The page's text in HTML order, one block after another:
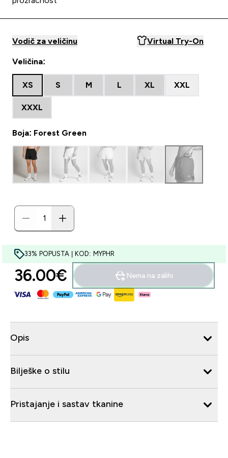
Vodič za veličinu Virtual Try-On
Veličina:
XS S M L XL XXL
XXXL
Boja: Forest Green
33% POPUSTA | KOD: MYPHR
36.00€‎ Nema na zalihi
Opis
Bilješke o stilu
Pristajanje i sastav tkanine